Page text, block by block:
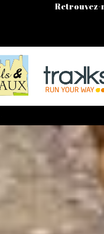
Retrouvez-